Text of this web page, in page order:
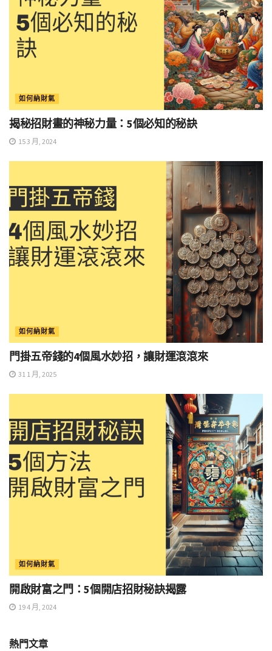
如何納財氣
揭秘招財畫的神秘力量：5個必知的秘訣
15 3 月, 2024
如何納財氣
門掛五帝錢的4個風水妙招，讓財運滾滾來
31 1 月, 2025
如何納財氣
開啟財富之門：5個開店招財秘訣揭露
19 4 月, 2024
熱門文章